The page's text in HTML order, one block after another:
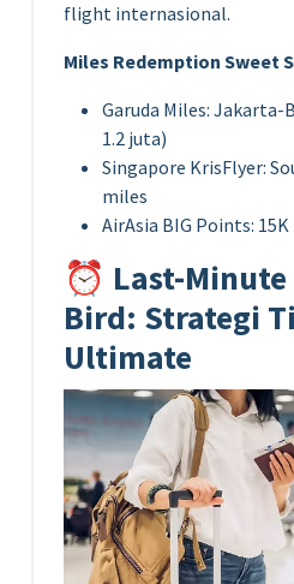
flight internasional.
Miles Redemption Sweet
Garuda Miles: Jakarta-
1.2 juta)
Singapore KrisFlyer:
miles
AirAsia BIG Points:
⏰ Last-
Bird: Strategi
Ultimate